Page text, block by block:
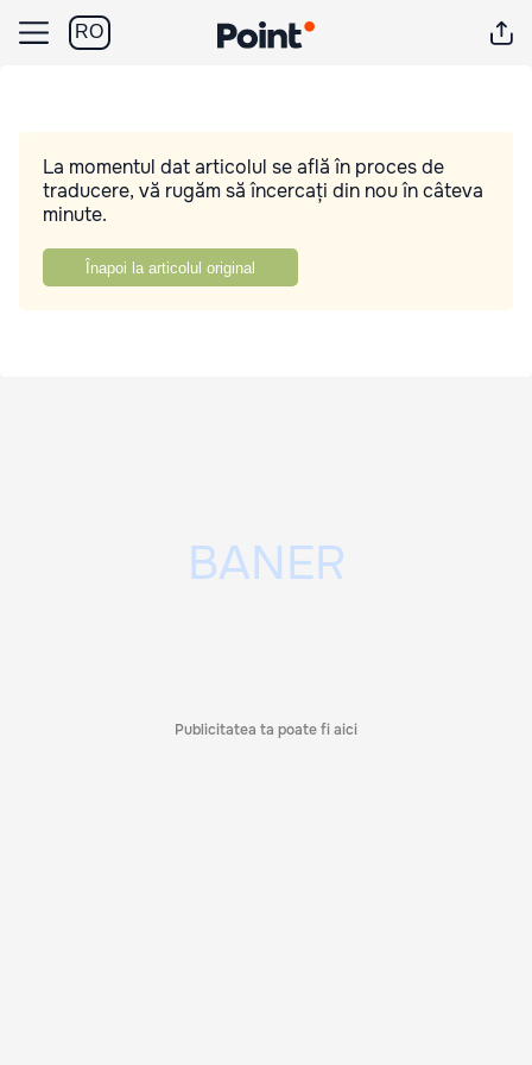
RO
La momentul dat articolul se află în proces de
traducere, vă rugăm să încercați din nou în câteva
minute.
Înapoi la articolul original
Publicitatea ta poate fi aici